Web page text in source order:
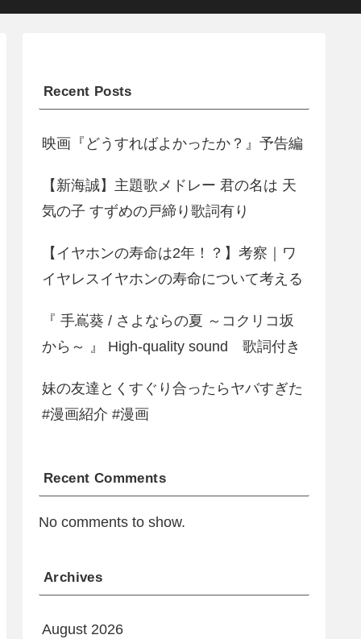
Recent Posts
映画『どうすればよかったか？』予告編
【新海誠】主題歌メドレー 君の名は 天
気の子 すずめの戸締り歌詞有り
【イヤホンの寿命は2年！？】考察｜ワ
イヤレスイヤホンの寿命について考える
『 手嶌葵 / さよならの夏 ～コクリコ坂
から～ 』 High-quality sound 歌詞付き
妹の友達とくすぐり合ったらヤバすぎた
#漫画紹介 #漫画
Recent Comments
No comments to show.
Archives
August 2026